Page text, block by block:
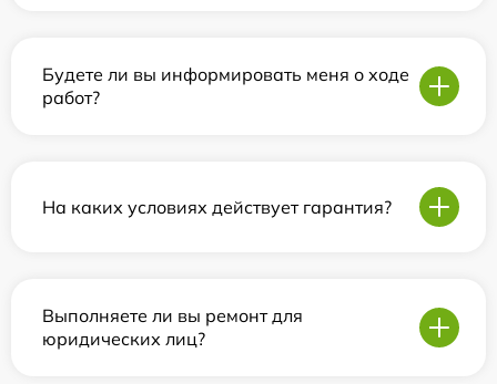
Будете ли вы информировать меня о ходе
работ?
На каких условиях действует гарантия?
Выполняете ли вы ремонт для
юридических лиц?